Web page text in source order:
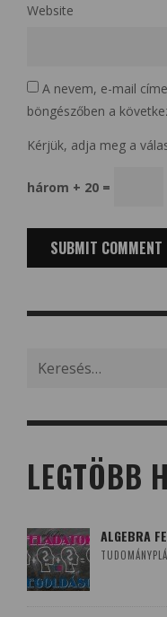
Website
A nevem, e-mail
böngészőben a
Kérjük, adja meg a
három + 20 =
for:
LEGTÖBB
ALGEBRA